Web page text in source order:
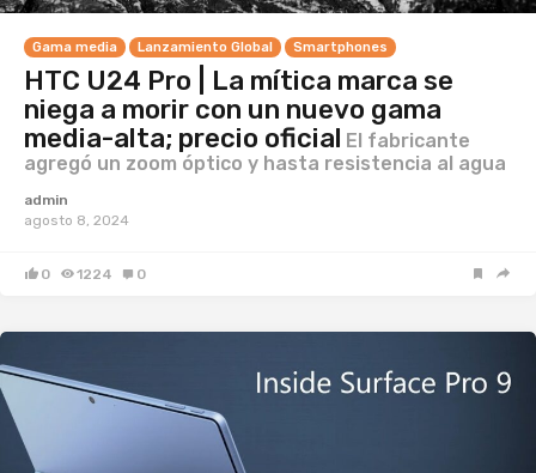
Gama media Lanzamiento Global Smartphones
HTC U24 Pro | La mítica marca se
niega a morir con un nuevo gama
media-alta; precio oficial El fabricante
agregó un zoom óptico y hasta resistencia al agua
admin
agosto 8, 2024
0 1224 0